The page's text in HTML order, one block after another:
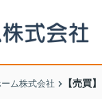
ム株式会社 【売買